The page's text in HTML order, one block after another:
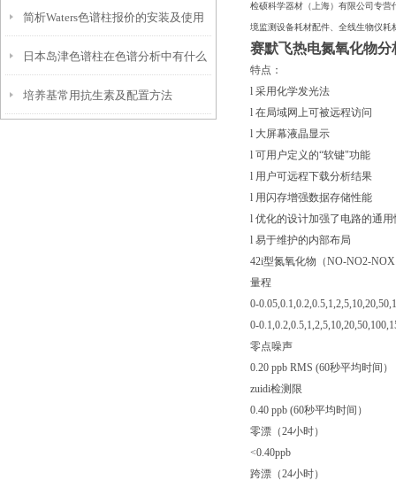
简析Waters色谱柱报价的安装及使用
维护
日本岛津色谱柱在色谱分析中有什么
作用？
培养基常用抗生素及配置方法
检硕科学器材（上海）有限公司专
境监测设备耗材配件、全线生物仪
赛默飞热电氮氧化物
特点：
l 采用化学发光法
l 在局域网上可被远程访问
l 大屏幕液晶显示
l 可用户定义的“软键"功能
l 用户可远程下载分析结果
l 用闪存增强数据存储性能
l 优化的设计加强了电路的通
l 易于维护的内部布局
42i型氮氧化物（NO-NO2-
量程
0-
0-
零点噪声
0.20 ppb RMS (60秒平均时间）
zuidi检测限
0.40 ppb (60秒平均时间）
零漂（24小时）
<0.40ppb
跨漂（24小时）